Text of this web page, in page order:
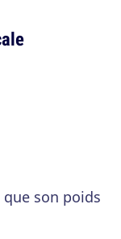
son poids